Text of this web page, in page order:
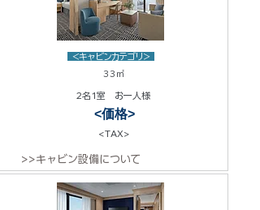
<キャビンカテゴリ>
33㎡
2名1室 お一人様
<価格>
<TAX>
>>キャビン設備について